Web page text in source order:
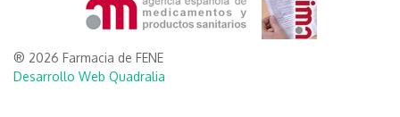
® 2026 Farmacia de FENE
Desarrollo Web Quadralia